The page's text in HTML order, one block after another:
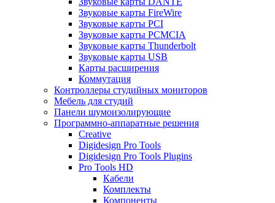
Звуковые карты FireWire
Звуковые карты PCI
Звуковые карты PCMCIA
Звуковые карты Thunderbolt
Звуковые карты USB
Карты расширения
Коммутация
Контроллеры студийных мониторов
Мебель для студий
Панели шумоизолирующие
Программно-аппаратные решения
Creative
Digidesign Pro Tools
Digidesign Pro Tools Plugins
Pro Tools HD
Кабели
Комплекты
Компоненты